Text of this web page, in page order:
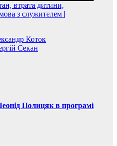
втрата дитини,
з служителем |
Коток
Секан
Полицяк в програмі